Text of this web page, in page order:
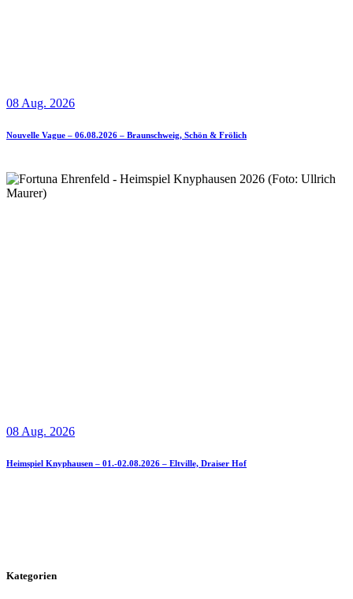
08 Aug. 2026
Nouvelle Vague – 06.08.2026 – Braunschweig, Schön & Frölich
08 Aug. 2026
Heimspiel Knyphausen – 01.-02.08.2026 – Eltville, Draiser Hof
Kategorien